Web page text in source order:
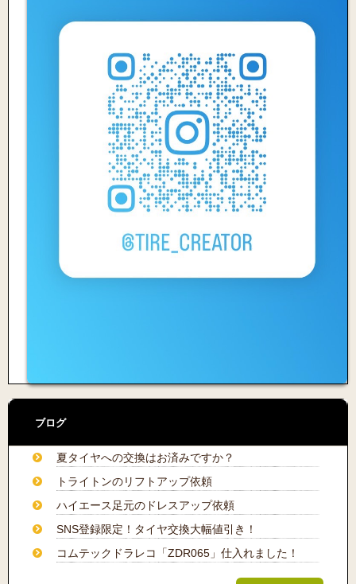
ブログ
夏タイヤへの交換はお済みですか？
トライトンのリフトアップ依頼
ハイエース足元のドレスアップ依頼
SNS登録限定！タイヤ交換大幅値引き！
コムテックドラレコ「ZDR065」仕入れました！